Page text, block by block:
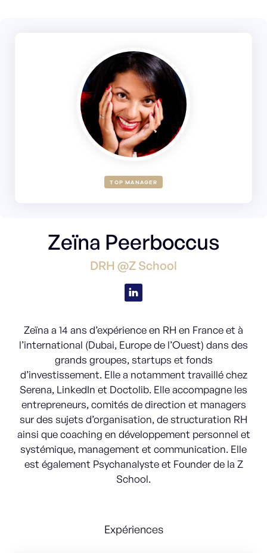
TOP MANAGER
Zeïna Peerboccus
DRH @Z School
Zeïna a 14 ans d’expérience en RH en France et à
l’international (Dubai, Europe de l’Ouest) dans des
grands groupes, startups et fonds
d’investissement. Elle a notamment travaillé chez
Serena, LinkedIn et Doctolib. Elle accompagne les
entrepreneurs, comités de direction et managers
sur des sujets d’organisation, de structuration RH
ainsi que coaching en développement personnel et
systémique, management et communication. Elle
est également Psychanalyste et Founder de la Z
School.
Expériences